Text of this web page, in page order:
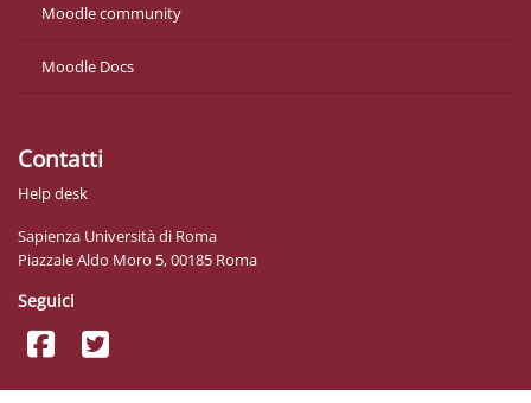
Moodle community
Moodle Docs
Contatti
Help desk
Sapienza Università di Roma
Piazzale Aldo Moro 5, 00185 Roma
Seguici